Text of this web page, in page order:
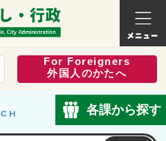
常総市公式ホームページ
くらし
For Foreigners
外国人のかたへ
各課から探す